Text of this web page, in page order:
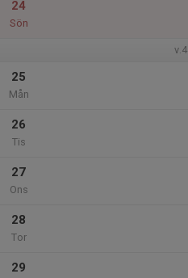
24
Sön
v.4
25
Mån
26
Tis
27
Ons
28
Tor
29